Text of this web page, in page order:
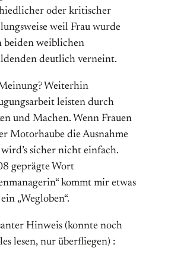
oder kritischer
weil Frau wurde
beiden weiblichen
deutlich verneint.
Weiterhin
leisten durch
und Machen. Wenn Frauen
Motorhaube die Ausnahme
sicher nicht einfach.
geprägte Wort
kommt mir etwas
„Wegloben“.
Hinweis (konnte noch
lesen, nur überfliegen) :